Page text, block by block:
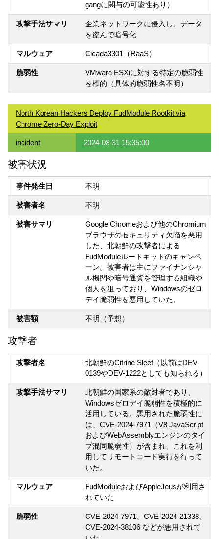
gangに関与の可能性あり）
攻撃手法サマリ
企業ネットワークに侵入し、データ
を盗んで暗号化
マルウェア Cicada3301（RaaS）
脆弱性
VMware ESXiに対する特定の脆弱性
を標的（具体的脆弱性名不明）
North Korean Hackers Deploy FudModule Rootkit via
Chrome Zero-Day Exploit
incident 2024-08-31 15:35:00
被害状況
事件発生日 不明
被害者名 不明
被害サマリ
Google Chromeおよび他のChromium
ブラウザのセキュリティ欠陥を悪用
した、北朝鮮の攻撃者による
FudModuleルートキットのキャンペ
ーン。被害者は主にファイナンシャ
ル機関や暗号通貨を管理する組織や
個人を狙っており、Windowsのゼロ
デイ脆弱性を悪用していた。
被害額 不明（予想）
攻撃者
攻撃者名
北朝鮮のCitrine Sleet（以前はDEV-
0139やDEV-1222としても知られる）
攻撃手法サマリ
北朝鮮の国家系の敵対者であり、
Windowsゼロデイ脆弱性を積極的に
活用している。悪用された脆弱性に
は、CVE-2024-7971（V8 JavaScript
およびWebAssemblyエンジンのタイ
プ混同脆弱性）が含まれ、これを利
用してリモートコード実行を行って
いた。
マルウェア
FudModuleおよびAppleJeusが利用さ
れていた
脆弱性
CVE-2024-7971、CVE-2024-21338、
CVE-2024-38106 などが悪用されて